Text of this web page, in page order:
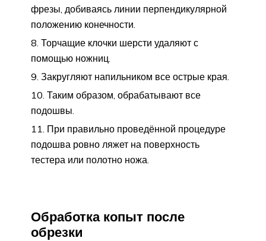
фрезы, добиваясь линии перпендикулярной
положению конечности.
Торчащие клочки шерсти удаляют с
помощью ножниц.
Закругляют напильником все острые края.
Таким образом, обрабатывают все
подошвы.
При правильно проведённой процедуре
подошва ровно ляжет на поверхность
тестера или полотно ножа.
Обработка копыт после
обрезки